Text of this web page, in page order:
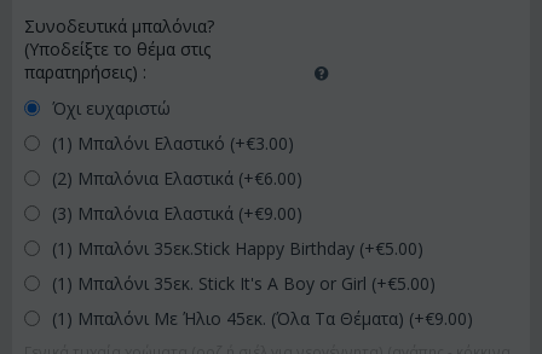
Συνοδευτικά μπαλόνια?
(Υποδείξτε το θέμα στις
παρατηρήσεις) :
Όχι ευχαριστώ
(1) Μπαλόνι Ελαστικό (+€3.00)
(2) Μπαλόνια Ελαστικά (+€6.00)
(3) Μπαλόνια Ελαστικά (+€9.00)
(1) Μπαλόνι 35εκ.Stick Happy Birthday (+€5.00)
(1) Μπαλόνι 35εκ. Stick It's A Boy or Girl (+€5.00)
(1) Μπαλόνι Με Ήλιο 45εκ. (Όλα Τα Θέματα) (+€9.00)